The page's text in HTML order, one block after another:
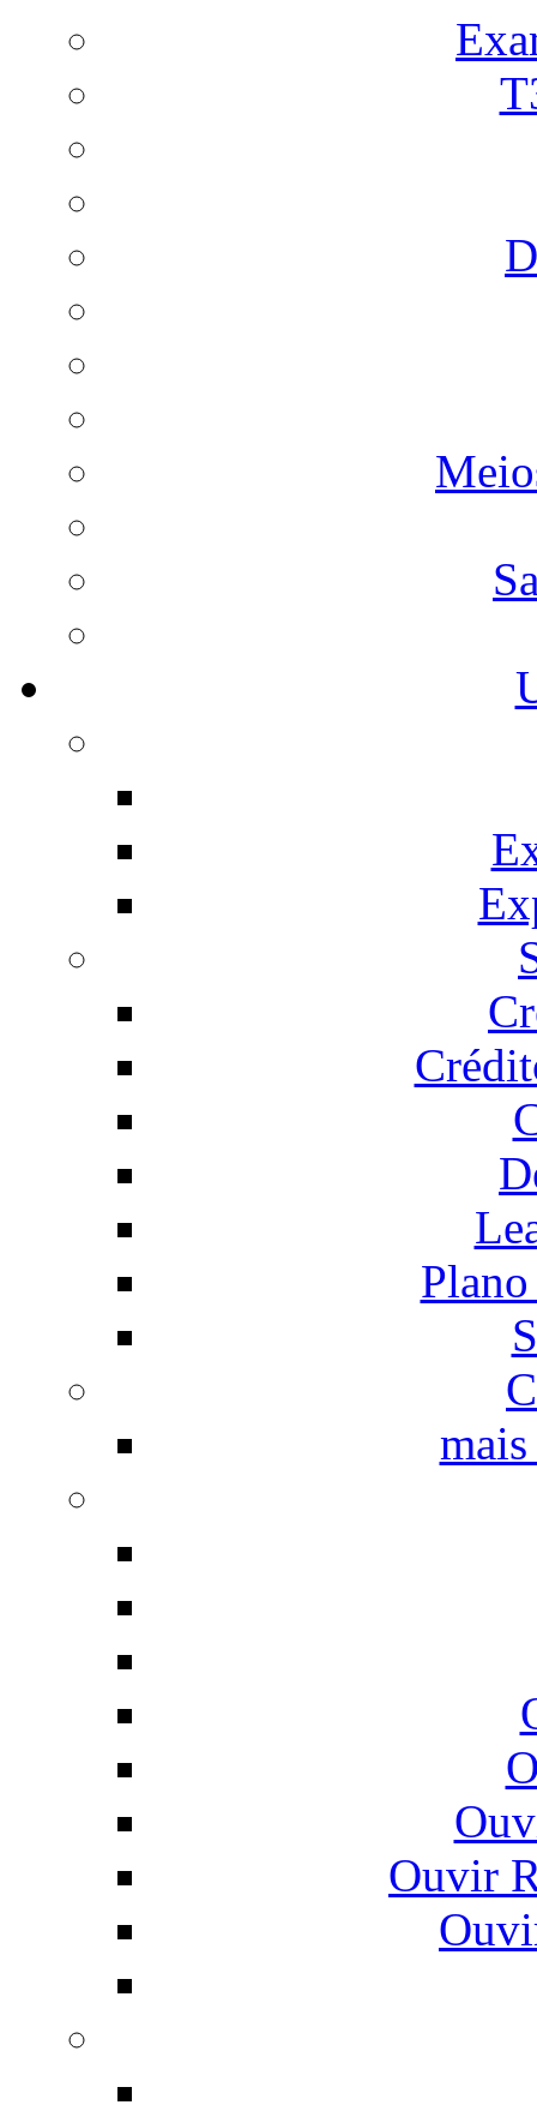
Ouvir